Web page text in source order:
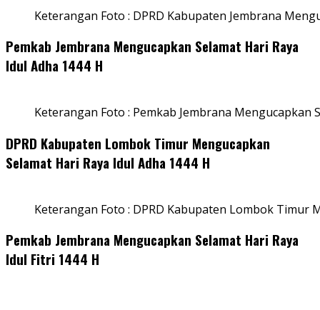
Keterangan Foto : DPRD Kabupaten Jembrana
Pemkab Jembrana Mengucapkan Selamat Hari Raya
Idul Adha 1444 H
Keterangan Foto : Pemkab Jembrana Mengucapkan
DPRD Kabupaten Lombok Timur Mengucapkan
Selamat Hari Raya Idul Adha 1444 H
Keterangan Foto : DPRD Kabupaten Lombok Timur
Pemkab Jembrana Mengucapkan Selamat Hari Raya
Idul Fitri 1444 H